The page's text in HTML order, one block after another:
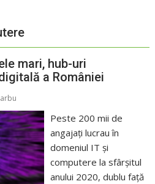
mari, hub-uri
a României
Peste 200 mii de
angajaţi lucrau în
domeniul IT și
computere la sfârșitul
anului 2020, dublu faţă